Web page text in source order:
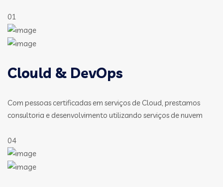
01
Clould & DevOps
Com pessoas certificadas em serviços de Cloud, prestamos
consultoria e desenvolvimento utilizando serviços de nuvem
04